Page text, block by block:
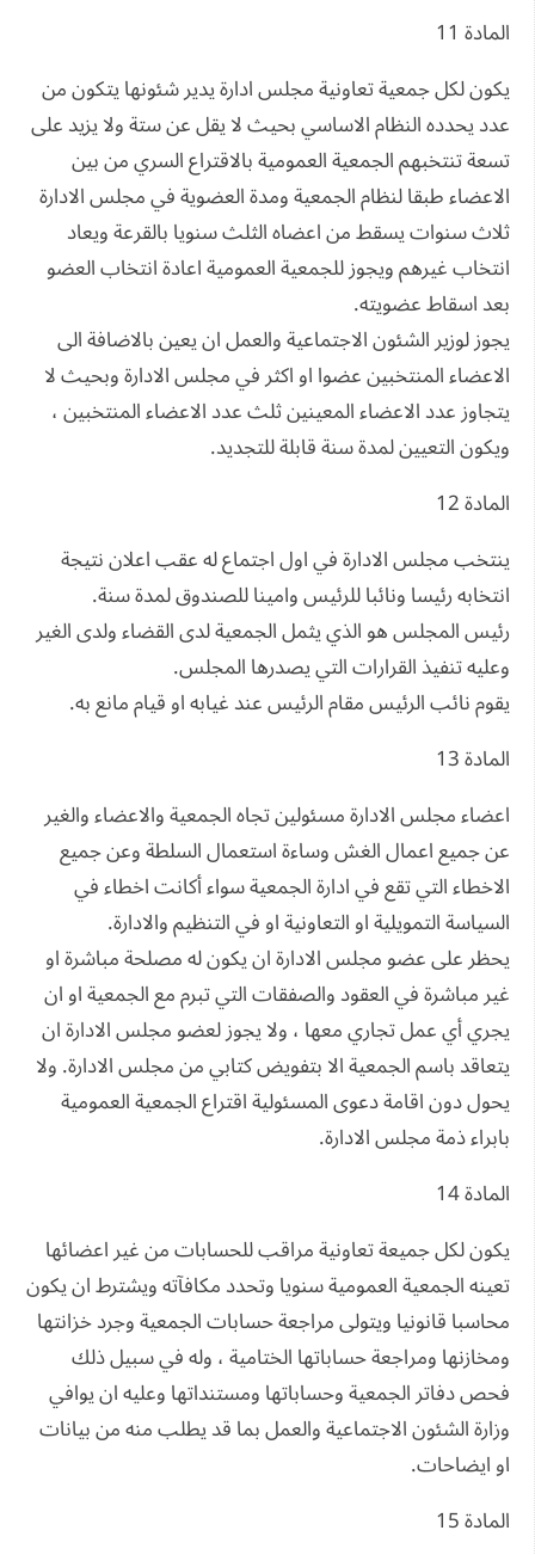
المادة 11
يكون لكل جمعية تعاونية مجلس ادارة يدير شئونها يتكون من
عدد يحدده النظام الاساسي بحيث لا يقل عن ستة ولا يزيد على
تسعة تنتخبهم الجمعية العمومية بالاقتراع السري من بين
الاعضاء طبقا لنظام الجمعية ومدة العضوية في مجلس الادارة
ثلاث سنوات يسقط من اعضاه الثلث سنويا بالقرعة ويعاد
انتخاب غيرهم ويجوز للجمعية العمومية اعادة انتخاب العضو
بعد اسقاط عضويته.
يجوز لوزير الشئون الاجتماعية والعمل ان يعين بالاضافة الى
الاعضاء المنتخبين عضوا او اكثر في مجلس الادارة وبحيث لا
يتجاوز عدد الاعضاء المعينين ثلث عدد الاعضاء المنتخبين ،
ويكون التعيين لمدة سنة قابلة للتجديد.
المادة 12
ينتخب مجلس الادارة في اول اجتماع له عقب اعلان نتيجة
انتخابه رئيسا ونائبا للرئيس وامينا للصندوق لمدة سنة.
رئيس المجلس هو الذي يثمل الجمعية لدى القضاء ولدى الغير
وعليه تنفيذ القرارات التي يصدرها المجلس.
يقوم نائب الرئيس مقام الرئيس عند غيابه او قيام مانع به.
المادة 13
اعضاء مجلس الادارة مسئولين تجاه الجمعية والاعضاء والغير
عن جميع اعمال الغش وساءة استعمال السلطة وعن جميع
الاخطاء التي تقع في ادارة الجمعية سواء أكانت اخطاء في
السياسة التمويلية او التعاونية او في التنظيم والادارة.
يحظر على عضو مجلس الادارة ان يكون له مصلحة مباشرة او
غير مباشرة في العقود والصفقات التي تبرم مع الجمعية او ان
يجري أي عمل تجاري معها ، ولا يجوز لعضو مجلس الادارة ان
يتعاقد باسم الجمعية الا بتفويض كتابي من مجلس الادارة. ولا
يحول دون اقامة دعوى المسئولية اقتراع الجمعية العمومية
بابراء ذمة مجلس الادارة.
المادة 14
يكون لكل جميعة تعاونية مراقب للحسابات من غير اعضائها
تعينه الجمعية العمومية سنويا وتحدد مكافآته ويشترط ان يكون
محاسبا قانونيا ويتولى مراجعة حسابات الجمعية وجرد خزانتها
ومخازنها ومراجعة حساباتها الختامية ، وله في سبيل ذلك
فحص دفاتر الجمعية وحساباتها ومستنداتها وعليه ان يوافي
وزارة الشئون الاجتماعية والعمل بما قد يطلب منه من بيانات
او ايضاحات.
المادة 15